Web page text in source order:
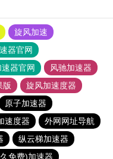
旋风加速
器官网
器官网
风驰加速器
版
旋风加速度器
原子加速器
速度器
外网网址导航
纵云梯加速器
免费)加速器